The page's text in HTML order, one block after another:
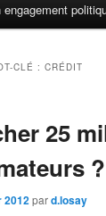
engagement
CLÉ : CRÉDIT
25
?
2012pard.losay